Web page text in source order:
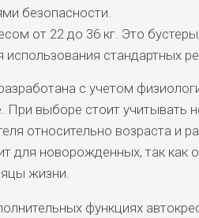
безопасности.
от 22 до 36 кг. Это
использования стандартных
с учетом
выборе стоит учитывать
относительно возраста и
для новорожденных, так как
жизни.
функциях